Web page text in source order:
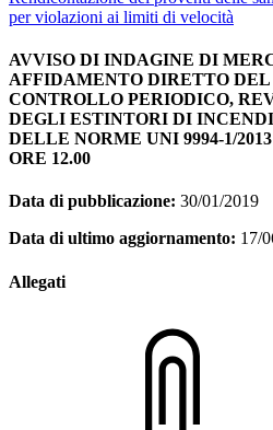
per violazioni ai limiti di velocità
AVVISO DI INDAGINE DI
AFFIDAMENTO DIRETTO
CONTROLLO PERIODICO,
DEGLI ESTINTORI DI
DELLE NORME UNI 9994-1/
ORE 12.00
Data di pubblicazione: 30/01/2019
Data di ultimo aggiornamento: 17/
Allegati